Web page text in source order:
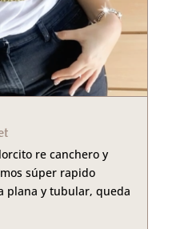
re canchero y
súper rapido
plana y tubular, queda